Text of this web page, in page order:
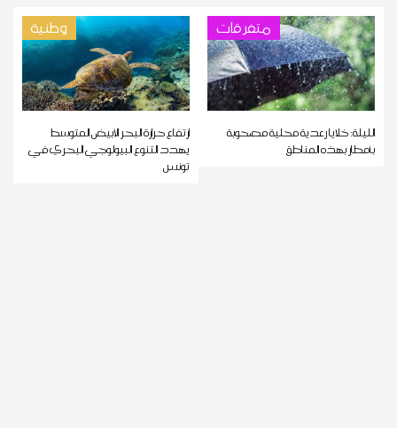
متفرقات
الليلة: خلايا رعدية محلية مصحوبة
بأمطار بهذه المناطق
وطنية
ارتفاع حرارة البحر الأبيض المتوسط
يهدد التنوع البيولوجي البحري في
تونس